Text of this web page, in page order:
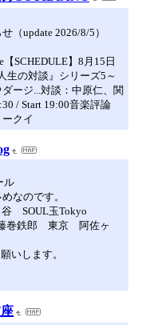
（update 2026/8/5）
【SCHEDULE】8月15日
生の対談』シリーズ5～
ージ...対談：中原仁、関
/ Start 19:00音楽評論
クイ
ル
なのです。
SOUL玉Tokyo
藤巻鉄郎 東京 阿佐ヶ
いします。